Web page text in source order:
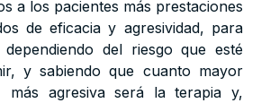
a los pacientes más prestaciones
de eficacia y agresividad, para
del riesgo que esté
y sabiendo que cuanto mayor
más agresiva será la terapia y,